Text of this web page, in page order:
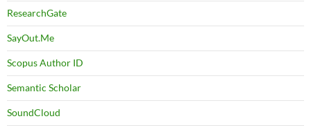
ResearchGate
SayOut.Me
Scopus Author ID
Semantic Scholar
SoundCloud